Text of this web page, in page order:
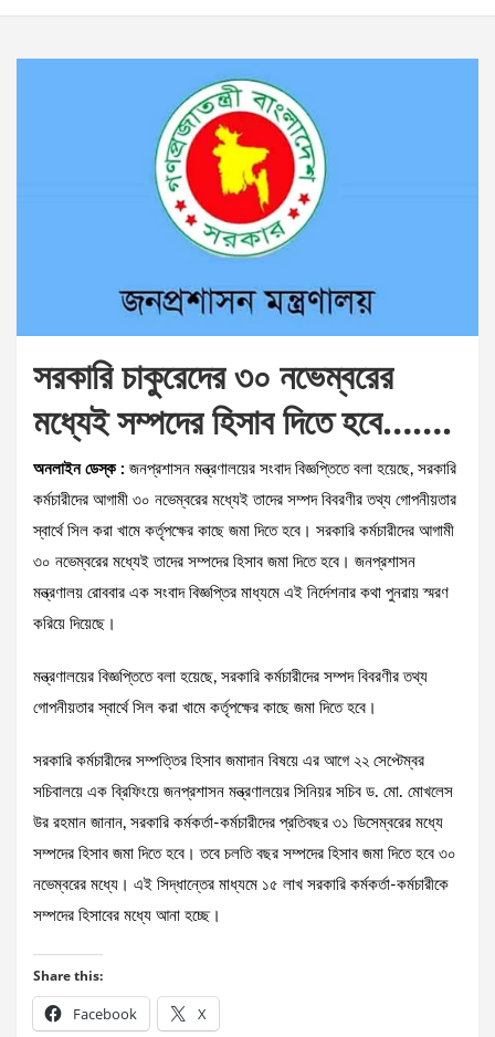
সরকারি চাকুরেদের ৩০ নভেম্বরের
মধ্যেই সম্পদের হিসাব দিতে হবে…….
অনলাইন ডেস্ক : জনপ্রশাসন মন্ত্রণালয়ের সংবাদ বিজ্ঞপ্তিতে বলা হয়েছে, সরকারি
কর্মচারীদের আগামী ৩০ নভেম্বরের মধ্যেই তাদের সম্পদ বিবরণীর তথ্য গোপনীয়তার
স্বার্থে সিল করা খামে কর্তৃপক্ষের কাছে জমা দিতে হবে। সরকারি কর্মচারীদের আগামী
৩০ নভেম্বরের মধ্যেই তাদের সম্পদের হিসাব জমা দিতে হবে। জনপ্রশাসন
মন্ত্রণালয় রোববার এক সংবাদ বিজ্ঞপ্তির মাধ্যমে এই নির্দেশনার কথা পুনরায় স্মরণ
করিয়ে দিয়েছে।
মন্ত্রণালয়ের বিজ্ঞপ্তিতে বলা হয়েছে, সরকারি কর্মচারীদের সম্পদ বিবরণীর তথ্য
গোপনীয়তার স্বার্থে সিল করা খামে কর্তৃপক্ষের কাছে জমা দিতে হবে।
সরকারি কর্মচারীদের সম্পত্তির হিসাব জমাদান বিষয়ে এর আগে ২২ সেপ্টেম্বর
সচিবালয়ে এক ব্রিফিংয়ে জনপ্রশাসন মন্ত্রণালয়ের সিনিয়র সচিব ড. মো. মোখলেস
উর রহমান জানান, সরকারি কর্মকর্তা-কর্মচারীদের প্রতিবছর ৩১ ডিসেম্বরের মধ্যে
সম্পদের হিসাব জমা দিতে হবে। তবে চলতি বছর সম্পদের হিসাব জমা দিতে হবে ৩০
নভেম্বরের মধ্যে। এই সিদ্ধান্তের মাধ্যমে ১৫ লাখ সরকারি কর্মকর্তা-কর্মচারীকে
সম্পদের হিসাবের মধ্যে আনা হচ্ছে।
Share this:
Facebook X